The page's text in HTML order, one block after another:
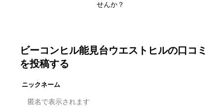
せんか？
ビーコンヒル能見台ウエストヒルの口コミ
を投稿する
ニックネーム